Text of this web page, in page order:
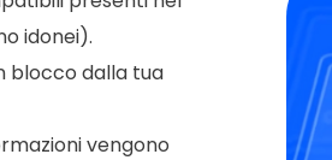
idonei).
blocco dalla tua
vengono